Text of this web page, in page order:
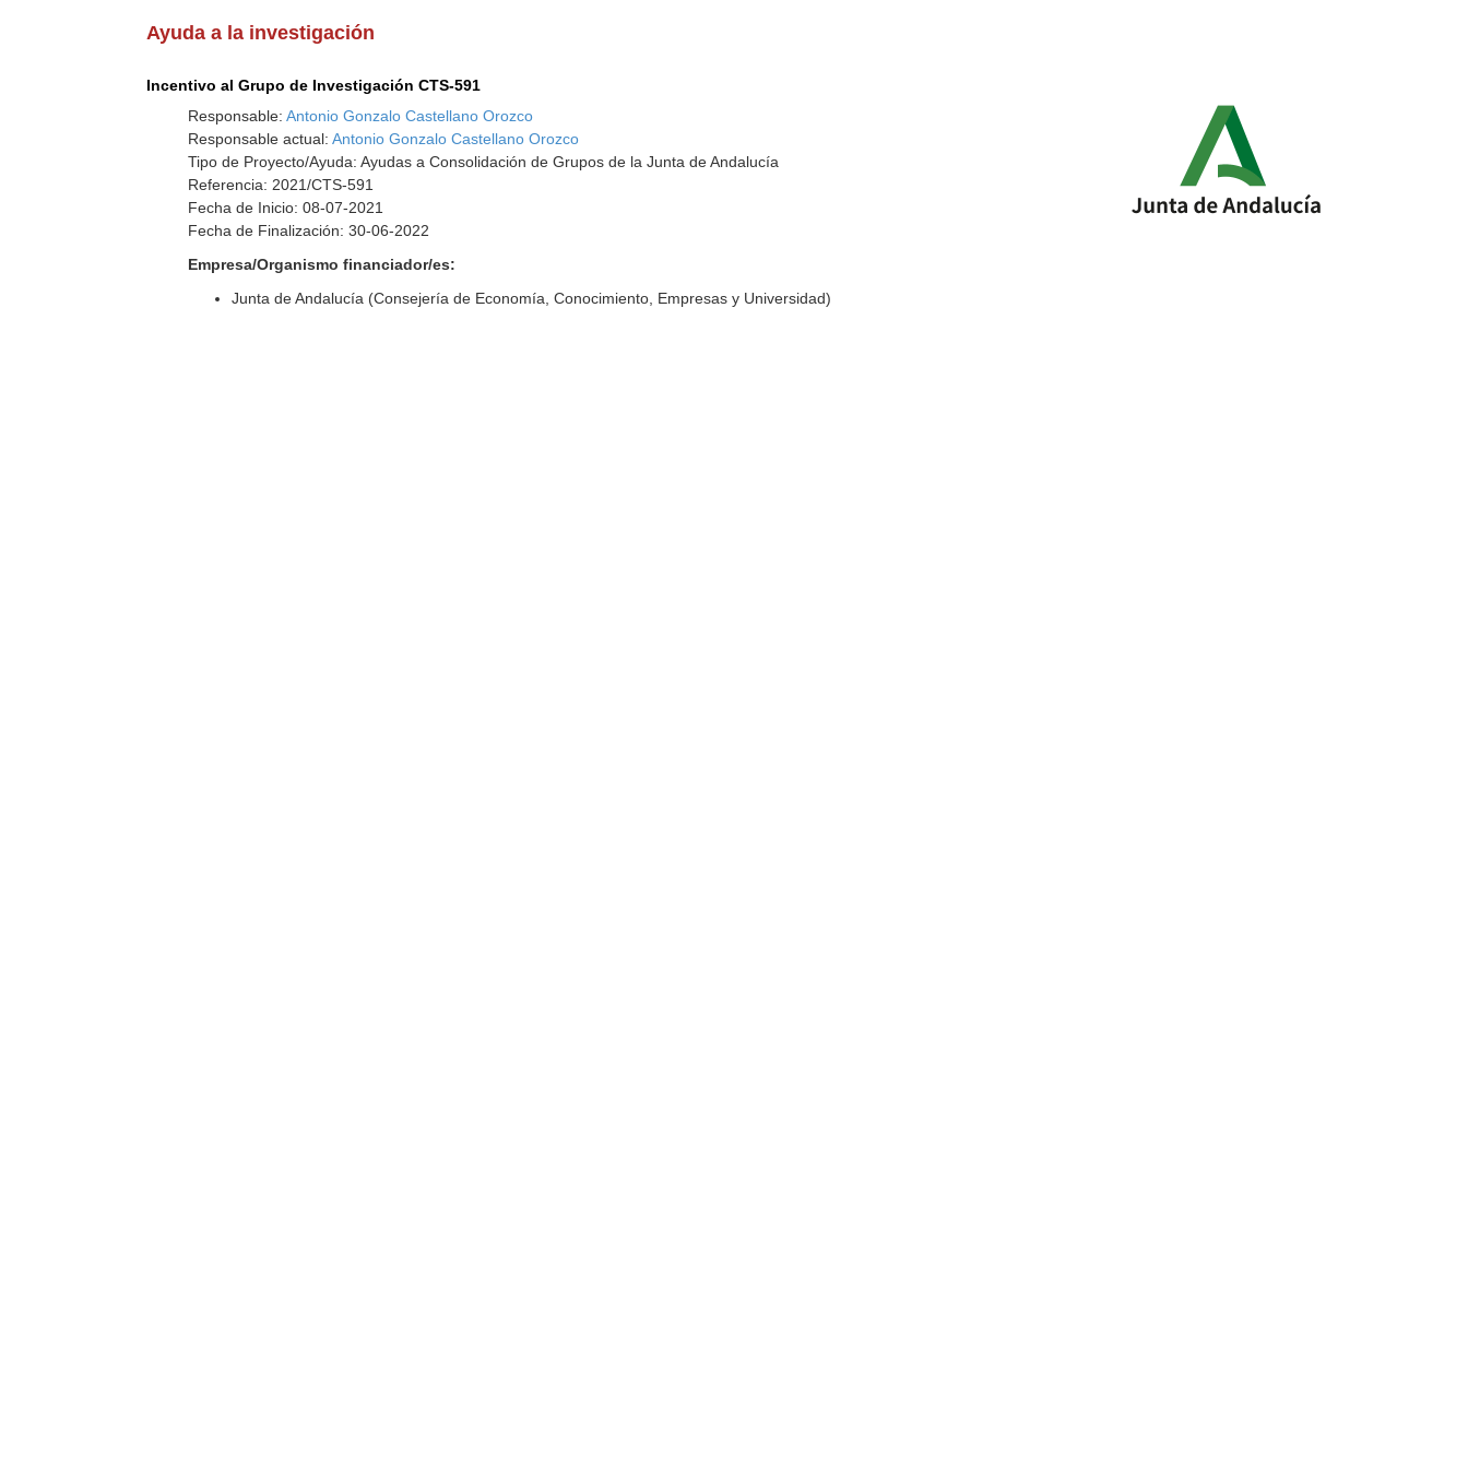
Ayuda a la investigación
Incentivo al Grupo de Investigación CTS-591
Responsable:Antonio Gonzalo Castellano Orozco
Responsable actual:Antonio Gonzalo Castellano Orozco
Tipo de Proyecto/Ayuda: Ayudas a Consolidación de Grupos de la Junta de Andalucía
Referencia: 2021/CTS-591
Fecha de Inicio: 08-07-2021
Fecha de Finalización: 30-06-2022
Empresa/Organismo financiador/es:
Junta de Andalucía (Consejería de Economía, Conocimiento, Empresas y Universidad)